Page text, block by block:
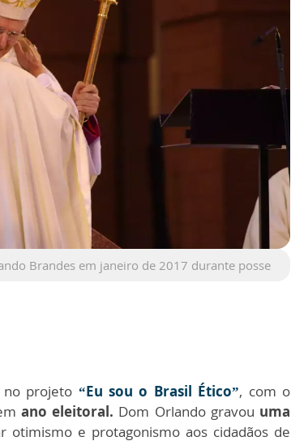
Brandes em janeiro de 2017 durante posse
no projeto “Eu sou o Brasil Ético”, com o
ano eleitoral. Dom Orlando gravou uma
otimismo e protagonismo aos cidadãos de